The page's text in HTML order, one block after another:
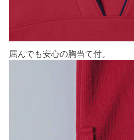
屈んでも安心の胸当て付。